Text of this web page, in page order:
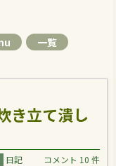
一覧
き立て潰し
日記 コメント 10 件